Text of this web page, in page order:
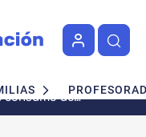
consumo de
y leche en los